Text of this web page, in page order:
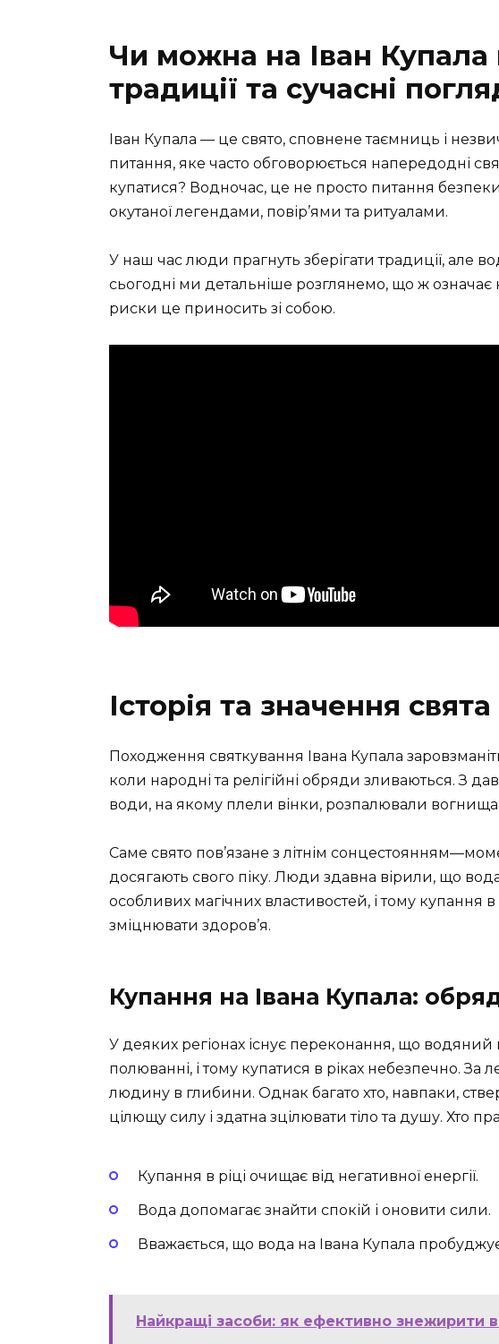
Чи можна на Іван Купала
традиції та сучасні
Іван Купала — це свято, сповнене таємниць і
питання, яке часто обговорюється напередодні
купатися? Водночас, це не просто питання безпеки
окутаної легендами, повір’ями та ритуалами.
У наш час люди прагнуть зберігати традиції, але
сьогодні ми детальніше розглянемо, що ж означає
риски це приносить зі собою.
Історія та значення свята
Походження святкування Івана Купала
коли народні та релігійні обряди зливаються. З
води, на якому плели вінки, розпалювали
Саме свято пов’язане з літнім
досягають свого піку. Люди здавна вірили, що
особливих магічних властивостей, і тому
зміцнювати здоров’я.
Купання на Івана Купала:
У деяких регіонах існує переконання, що
полюванні, і тому купатися в ріках небезпечно. За
людину в глибини. Однак багато хто, навпаки,
цілющу силу і здатна зцілювати тіло та душу. Хто
Купання в ріці очищає від негативної енергії.
Вода допомагає знайти спокій і оновити сили.
Вважається, що вода на Івана Купала пробуджує
Найкращі засоби: як ефективно знежирити